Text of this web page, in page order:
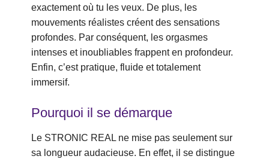
exactement où tu les veux. De plus, les
mouvements réalistes créent des sensations
profondes. Par conséquent, les orgasmes
intenses et inoubliables frappent en profondeur.
Enfin, c’est pratique, fluide et totalement
immersif.
Pourquoi il se démarque
Le STRONIC REAL ne mise pas seulement sur
sa longueur audacieuse. En effet, il se distingue